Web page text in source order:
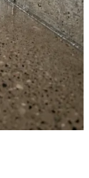
та лущених
розчином.
у пропорції
чистим або
у 2
г рідкого
властивостей.